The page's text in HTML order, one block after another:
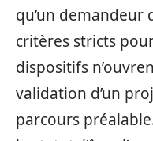
qu’un demandeur
critères stricts
dispositifs
validation d’un
parcours